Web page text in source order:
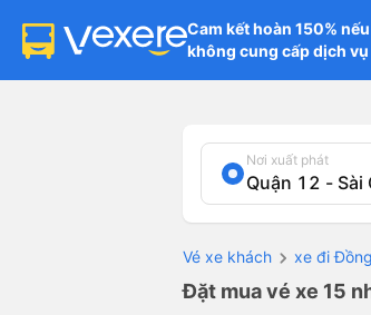
Cam kết hoàn 150%
không cung cấp dịch
Nơi xuất phát
Vé xe khách xe đi
Đặt mua vé xe 15